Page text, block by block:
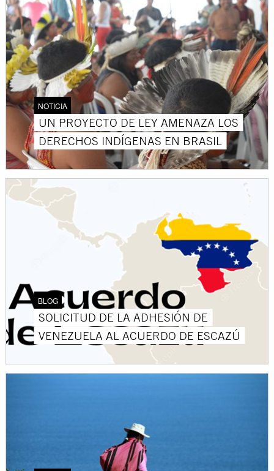
NOTICIA
UN PROYECTO DE LEY AMENAZA LOS
DERECHOS INDÍGENAS EN BRASIL
BLOG
SOLICITUD DE LA ADHESIÓN DE
VENEZUELA AL ACUERDO DE ESCAZÚ